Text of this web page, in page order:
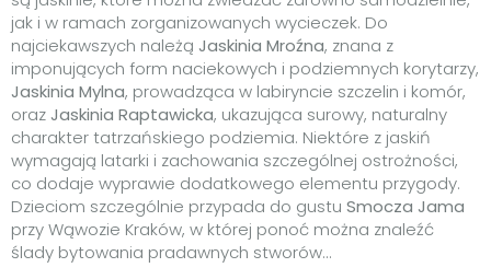
jak i w ramach zorganizowanych wycieczek. Do
najciekawszych należą Jaskinia Mroźna, znana z
imponujących form naciekowych i podziemnych korytarzy,
Jaskinia Mylna, prowadząca w labiryncie szczelin i komór,
orazJaskinia Raptawicka, ukazująca surowy, naturalny
charakter tatrzańskiego podziemia. Niektóre z jaskiń
wymagają latarki i zachowania szczególnej ostrożności,
co dodaje wyprawie dodatkowego elementu przygody.
Dzieciom szczególnie przypada do gustu Smocza Jama
przy Wąwozie Kraków, w której ponoć można znaleźć
ślady bytowania pradawnych stworów…